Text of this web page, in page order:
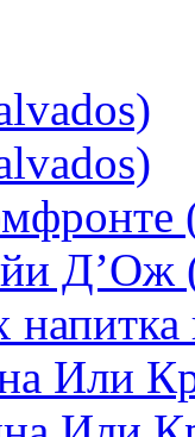
Д’Ож
Или